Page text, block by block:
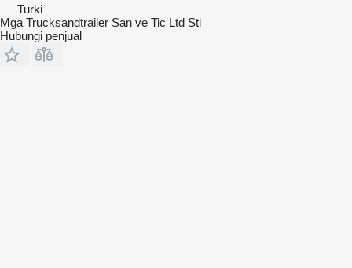
Turki
Mga Trucksandtrailer San ve Tic Ltd Sti
Hubungi penjual